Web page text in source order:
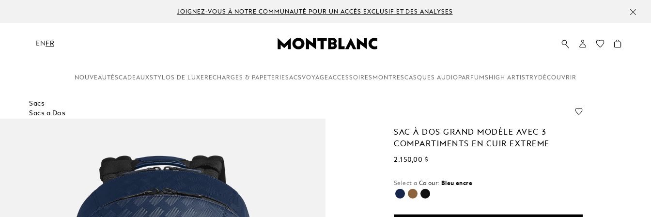
JOIGNEZ-VOUS À NOTRE COMMUNAUTÉ POUR UN ACCÈS EXCLUSIF ET DES ANALYSES
EN FR
NOUVEAUTÉSCADEAUXSTYLOS DE LUXE RECHARGES & PAPETERIESACSVOYAGEACCESSOIRES MONTRESCASQUES AUDIO PARFUMS HIGH ARTISTRY DÉCOUVRIR
Sacs
Sacs a Dos
SAC À DOS GRAND MODÈLE AVEC 3
COMPARTIMENTS EN CUIR EXTREME
2.150,00 $
Select a Colour: Bleu encre
sélectionné